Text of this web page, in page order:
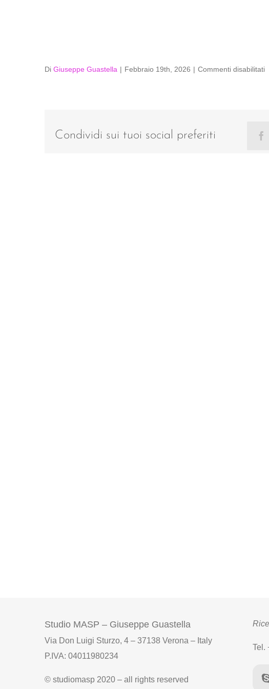
Di Giuseppe Guastella | Febbraio 19th, 2026 | Commenti disabilitatisu
Condividi sui tuoi social preferiti
Studio MASP – Giuseppe Guastella
Via Don Luigi Sturzo, 4 – 37138 Verona – Italy
P.IVA: 04011980234
© studiomasp 2020 – all rights reserved
Tel.